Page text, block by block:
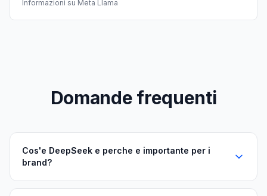
Informazioni su Meta Llama
Domande frequenti
Cos'e DeepSeek e perche e importante per i
brand?